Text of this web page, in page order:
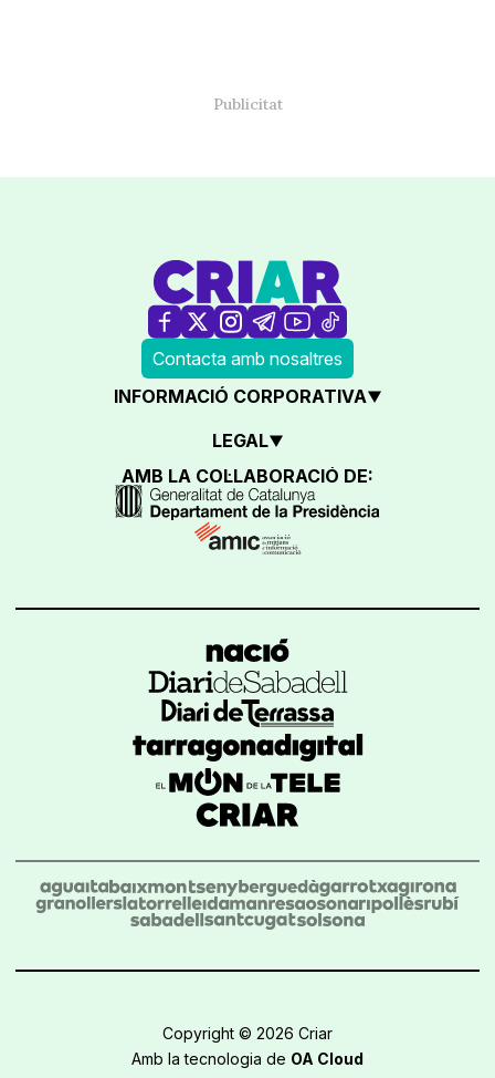
Contacta amb nosaltres
INFORMACIÓ CORPORATIVA
LEGAL
AMB LA COL·LABORACIÓ DE:
Copyright © 2026 Criar
Amb la tecnologia de OA Cloud